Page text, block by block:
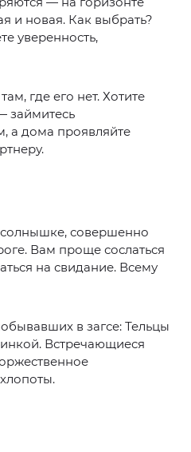
и новая. Как выбрать?
уверенность,
где его нет. Хотите
займитесь
а дома проявляйте
совершенно
Вам проще сослаться
на свидание. Всему
в загсе: Тельцы
Встречающиеся